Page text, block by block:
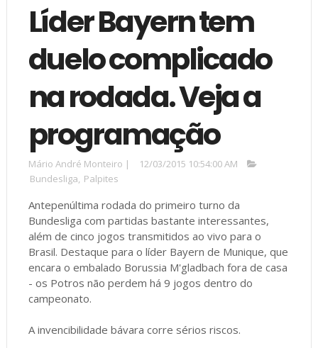
Líder Bayern tem
duelo complicado
na rodada. Veja a
programação
Mário André Monteiro |
12/03/2015 10:54:00 AM
Bundesliga, Palpites
Antepenúltima rodada do primeiro turno da
Bundesliga com partidas bastante interessantes,
além de cinco jogos transmitidos ao vivo para o
Brasil. Destaque para o líder Bayern de Munique, que
encara o embalado Borussia M'gladbach fora de casa
- os Potros não perdem há 9 jogos dentro do
campeonato.
A invencibilidade bávara corre sérios riscos.